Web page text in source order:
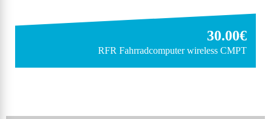
30.00€
RFR Fahrradcomputer wireless CMPT